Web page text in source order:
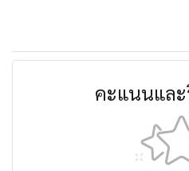
คะแนนแล